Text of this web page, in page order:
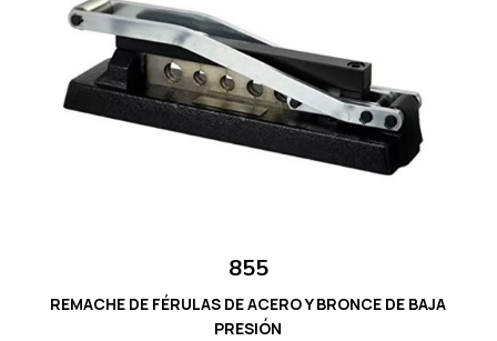
855
REMACHE DE FÉRULAS DE ACERO Y BRONCE DE BAJA
PRESIÓN